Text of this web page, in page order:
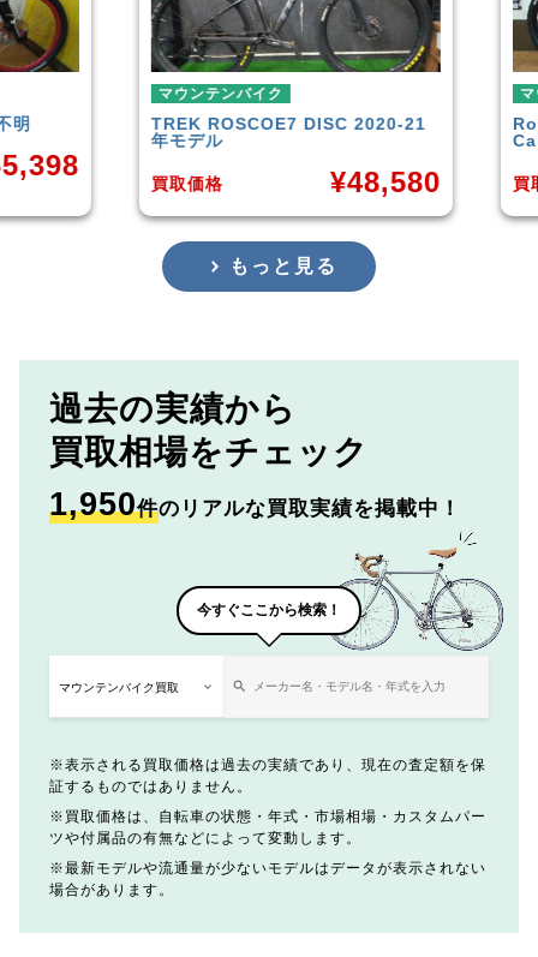
TREK
ROSCOE7 DISC 2020-21
買取価格 ¥48,580
Rocky Mountain
Carbon30 2022年
買取価格
もっと見る
過去の実績から
買取相場をチェック
1,950件のリアルな買取実績を掲載中！
今すぐここから検索！
表示される買取価格は過去の実績であり、現在の査定額を保
証するものではありません。
買取価格は、自転車の状態・年式・市場相場・カスタムパー
ツや付属品の有無などによって変動します。
最新モデルや流通量が少ないモデルはデータが表示されない
場合があります。